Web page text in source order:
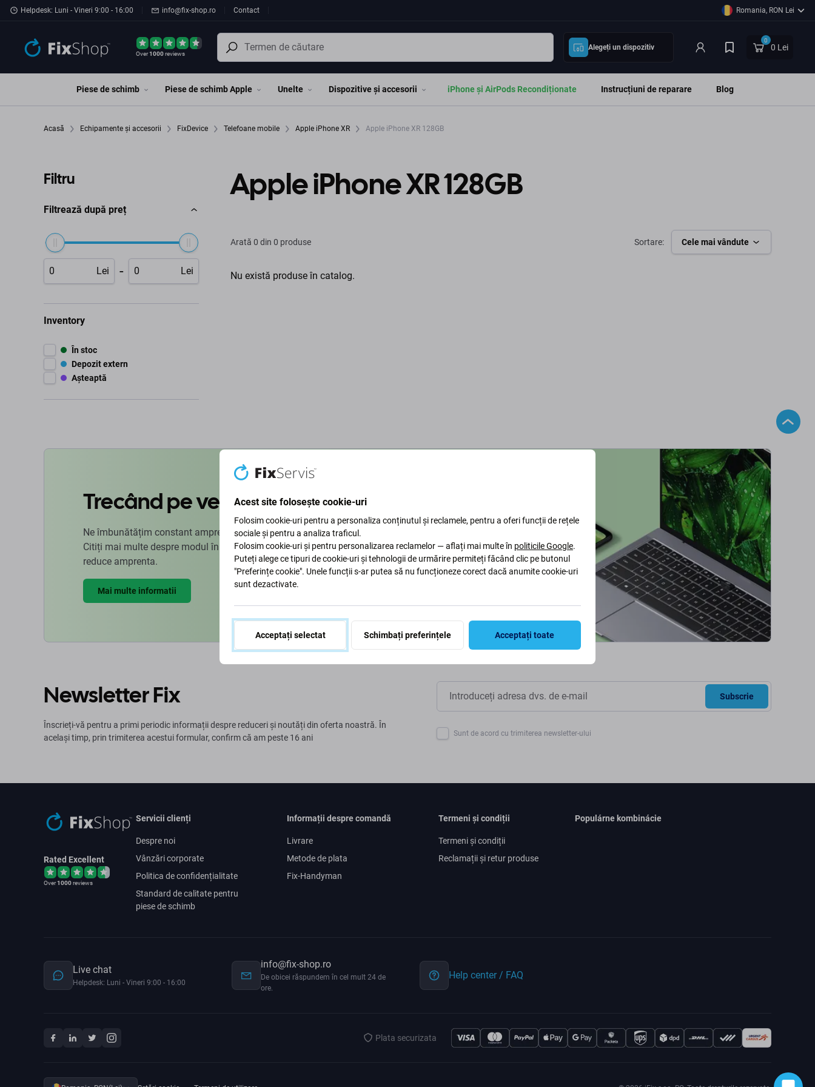
Preskočiť na hlavný obsah
Helpdesk: Luni - Vineri 9:00 - 16:00 info@fix-shop.ro Contact Romania, RON Lei
Over1000reviews
Alegeți un dispozitiv
0
0 Lei
Piese de schimb Piese de schimb Apple Unelte Dispozitive și accesorii iPhone și AirPods Recondiționate Instrucțiuni de reparare Blog
Acasă Echipamente și accesorii FixDevice Telefoane mobile Apple iPhone XR Apple iPhone XR 128GB
Filtru
Filtrează după preț
Lei - Lei
Inventory
În stoc
Depozit extern
Așteaptă
Apple iPhone XR 128GB
Arată 0 din 0 produse Sortare: Cele mai vândute
Nu există produse în catalog.
Trecând pe verde
Ne îmbunătățim constant amprenta de carbon pentru a ne proteja planeta.
Citiți mai multe despre modul în care ne adaptăm procesele pentru a ne
reduce amprenta.
Mai multe informatii
Newsletter Fix
Înscrieți-vă pentru a primi periodic informații despre reduceri și noutăți din oferta noastră. În
același timp, prin trimiterea acestui formular, confirm că am peste 16 ani
Subscrie
Sunt de acord cu trimiterea newsletter-ului
Rated Excellent
Over1000reviews
Servicii clienți
Despre noi
Vânzări corporate
Politica de confidențialitate
Standard de calitate pentru
piese de schimb
Informații despre comandă
Livrare
Metode de plata
Fix-Handyman
Termeni și condiții
Termeni și condiții
Reclamații și retur produse
Populárne kombinácie
Live chat
Helpdesk: Luni - Vineri 9:00 - 16:00
info@fix-shop.ro
De obicei răspundem în cel mult 24 de
ore.
Help center / FAQ
Plata securizata
Acest site folosește cookie-uri
Folosim cookie-uri pentru a personaliza conținutul și reclamele, pentru a oferi funcții de rețele
sociale și pentru a analiza traficul.
Folosim cookie-uri și pentru personalizarea reclamelor — aflați mai multe în politicile Google.
Puteți alege ce tipuri de cookie-uri și tehnologii de urmărire permiteți făcând clic pe butonul
"Preferințe cookie". Unele funcții s-ar putea să nu funcționeze corect dacă anumite cookie-uri
sunt dezactivate.
Acceptați selectat Schimbați preferințele Acceptați toate